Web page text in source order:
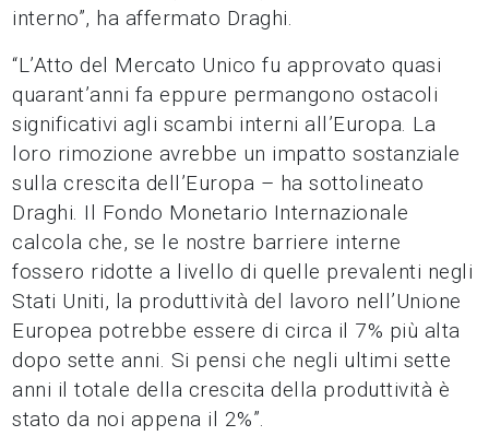
interno”, ha affermato Draghi.
“L’Atto del Mercato Unico fu approvato quasi
quarant’anni fa eppure permangono ostacoli
significativi agli scambi interni all’Europa. La
loro rimozione avrebbe un impatto sostanziale
sulla crescita dell’Europa – ha sottolineato
Draghi. Il Fondo Monetario Internazionale
calcola che, se le nostre barriere interne
fossero ridotte a livello di quelle prevalenti negli
Stati Uniti, la produttività del lavoro nell’Unione
Europea potrebbe essere di circa il 7% più alta
dopo sette anni. Si pensi che negli ultimi sette
anni il totale della crescita della produttività è
stato da noi appena il 2%”.